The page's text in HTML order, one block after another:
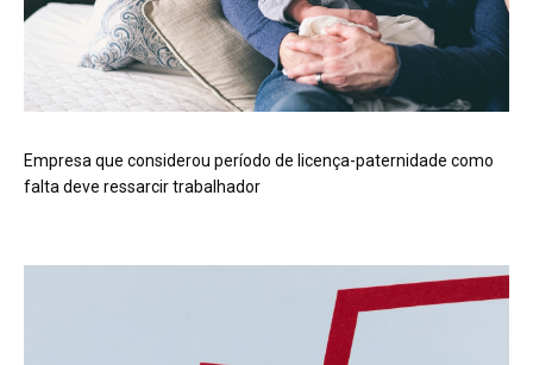
Empresa que considerou período de licença-paternidade como
falta deve ressarcir trabalhador